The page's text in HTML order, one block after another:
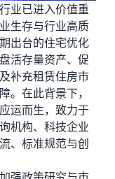
业已进入价值重
生存与行业高质
出台的住宅优化
活存量资产、促
补充租赁住房市
。在此背景下，
运而生，致力于
机构、科技企业
、标准规范与创